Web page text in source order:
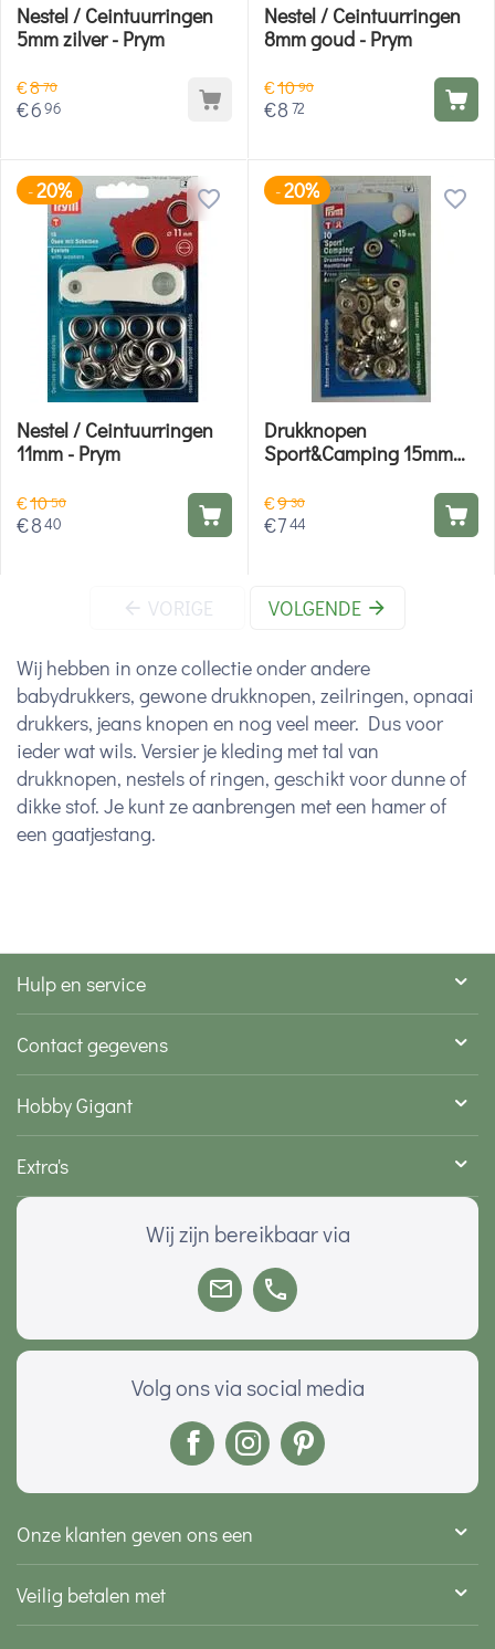
Wij hebben in onze collectie onder andere
babydrukkers, gewone drukknopen, zeilringen, opnaai
drukkers, jeans knopen en nog veel meer. Dus voor
ieder wat wils. Versier je kleding met tal van
drukknopen, nestels of ringen, geschikt voor dunne of
dikke stof. Je kunt ze aanbrengen met een hamer of
een gaatjestang.
Nestel / Ceintuurringen
5mm zilver - Prym
€870
€696
Nestel / Ceintuurringen
8mm goud - Prym
€1090
€8 72
-20%
Nestel / Ceintuurringen
11mm - Prym
€1050
€840
-20%
Drukknopen
Sport&Camping 15mm
€930
€744
VORIGE VOLGENDE
Hulp en service
Contact gegevens
Hobby Gigant
Extra's
Wij zijn bereikbaar via
Volg ons via social media
Onze klanten geven ons een
Veilig betalen met